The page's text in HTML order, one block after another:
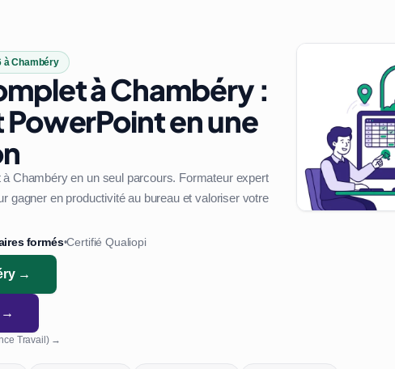
à Chambéry
à Chambéry :
en une
Chambéry en un seul parcours. Formateur expert
gagner en productivité au bureau et valoriser votre
formés•Certifié Qualiopi
→
→
Travail) →